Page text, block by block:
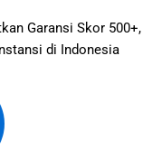
Garansi Skor 500+,
di Indonesia